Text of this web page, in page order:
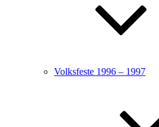
Volksfeste 1996 – 1997